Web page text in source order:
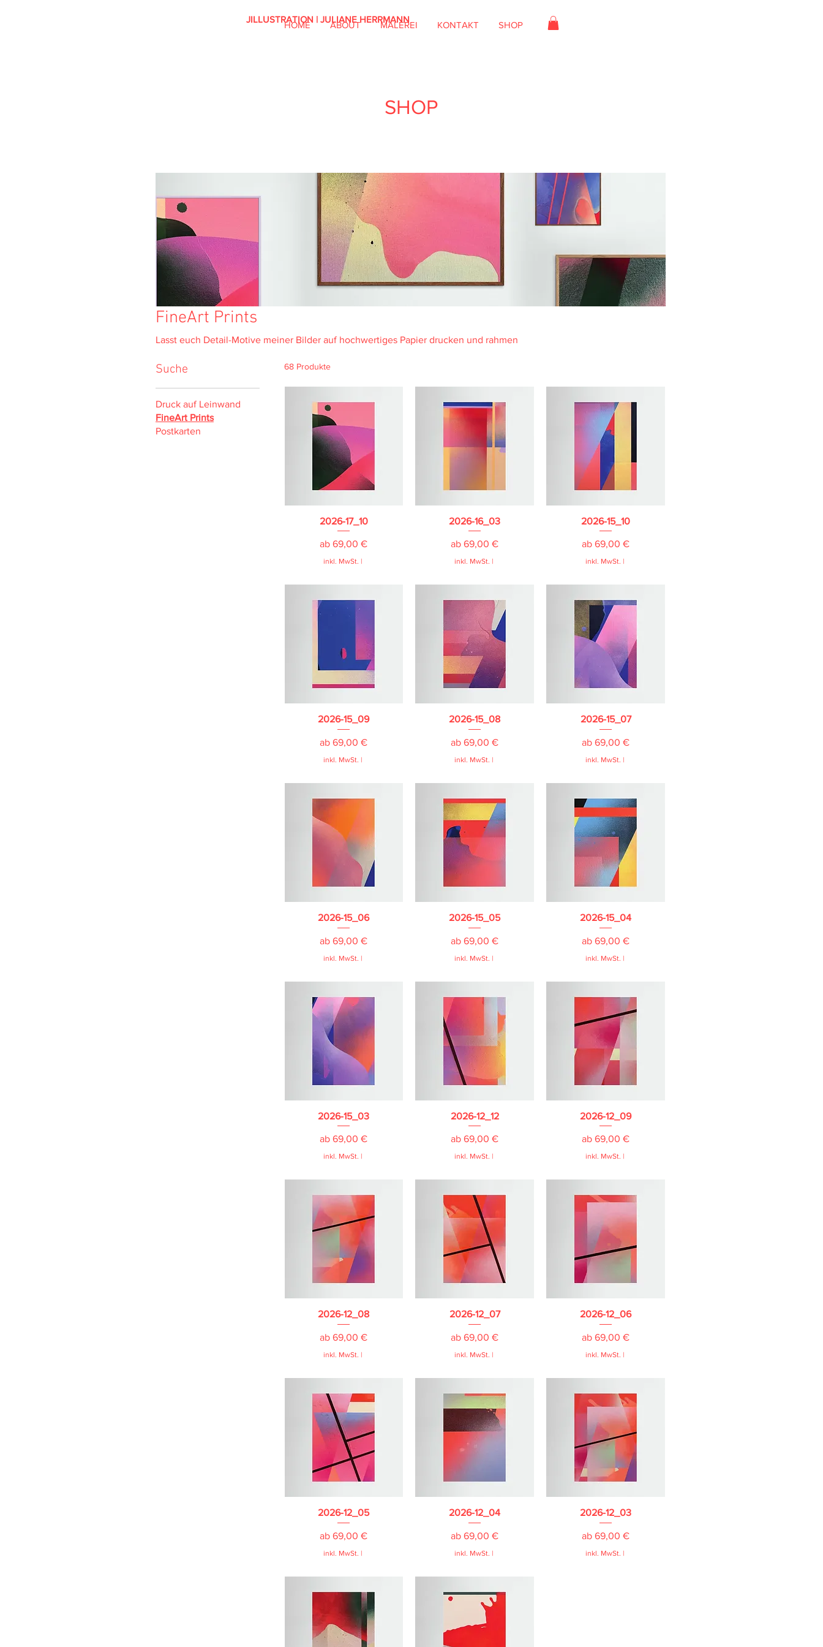
JILLUSTRATION | JULIANE HERRMANN
HOME ABOUT MALEREI KONTAKT SHOP
SHOP
FineArt Prints
Lasst euch Detail-Motive meiner Bilder auf hochwertiges Papier drucken und rahmen
Suche
Druck auf Leinwand
FineArt Prints
Postkarten
68 Produkte
2026-17_10
ab69,00 €
Sale-Preis
inkl. MwSt. |
2026-16_03
ab69,00 €
Sale-Preis
inkl. MwSt. |
2026-15_10
ab69,00 €
Sale-Preis
inkl. MwSt. |
2026-15_09
ab69,00 €
Sale-Preis
inkl. MwSt. |
2026-15_08
ab69,00 €
Sale-Preis
inkl. MwSt. |
2026-15_07
ab69,00 €
Sale-Preis
inkl. MwSt. |
2026-15_06
ab69,00 €
Sale-Preis
inkl. MwSt. |
2026-15_05
ab69,00 €
Sale-Preis
inkl. MwSt. |
2026-15_04
ab69,00 €
Sale-Preis
inkl. MwSt. |
2026-15_03
ab69,00 €
Sale-Preis
inkl. MwSt. |
2026-12_12
ab69,00 €
Sale-Preis
inkl. MwSt. |
2026-12_09
ab69,00 €
Sale-Preis
inkl. MwSt. |
2026-12_08
ab69,00 €
Sale-Preis
inkl. MwSt. |
2026-12_07
ab69,00 €
Sale-Preis
inkl. MwSt. |
2026-12_06
ab69,00 €
Sale-Preis
inkl. MwSt. |
2026-12_05
ab69,00 €
Sale-Preis
inkl. MwSt. |
2026-12_04
ab69,00 €
Sale-Preis
inkl. MwSt. |
2026-12_03
ab69,00 €
Sale-Preis
inkl. MwSt. |